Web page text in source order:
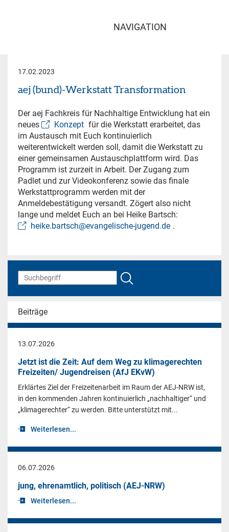
NAVIGATION
17.02.2023
aej (bund)-Werkstatt Transformation
Der aej Fachkreis für Nachhaltige Entwicklung hat ein
neues
Konzept für die Werkstatt erarbeitet, das
im Austausch mit Euch kontinuierlich
weiterentwickelt werden soll, damit die Werkstatt zu
einer gemeinsamen Austauschplattform wird. Das
Programm ist zurzeit in Arbeit. Der Zugang zum
Padlet und zur Videokonferenz sowie das finale
Werkstattprogramm werden mit der
Anmeldebestätigung versandt. Zögert also nicht
lange und meldet Euch an bei Heike Bartsch:
heike.bartsch@evangelische-jugend.de .
Beiträge
13.07.2026
Jetzt ist die Zeit: Auf dem Weg zu klimagerechten
Freizeiten/ Jugendreisen (AfJ EKvW)
Erklärtes Ziel der Freizeitenarbeit im Raum der AEJ-NRW ist,
in den kommenden Jahren kontinuierlich „nachhaltiger“ und
„klimagerechter“ zu werden. Bitte unterstützt mit...
Weiterlesen...
06.07.2026
jung, ehrenamtlich, politisch (AEJ-NRW)
Weiterlesen...